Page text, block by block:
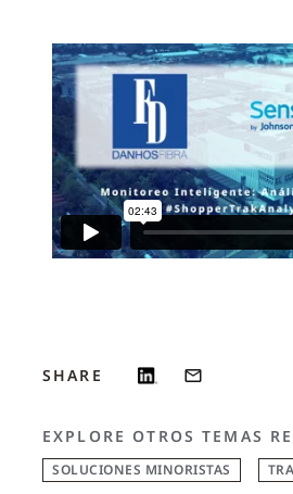
SHARE
EXPLORE OTROS TEMAS
SOLUCIONES MINORISTAS